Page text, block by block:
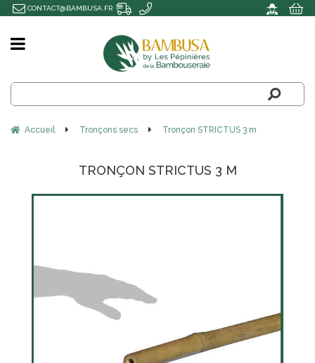
Accueil Tronçons secs Tronçon STRICTUS 3 m
TRONÇON STRICTUS 3 M
CONTACT@BAMBUSA.FR